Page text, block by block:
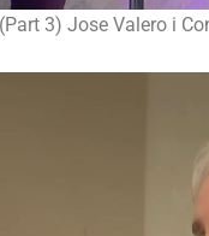
3) Jose Valero i